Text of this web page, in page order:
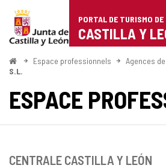
Portal
de
Turismo
de
Castilla
y
León
PORTAL DE TURISMO DE
CASTILLA Y
<
Accueil
Espace professionnels Agences
S.L.
ESPACE
CENTRALE CASTILLA Y LEÓN